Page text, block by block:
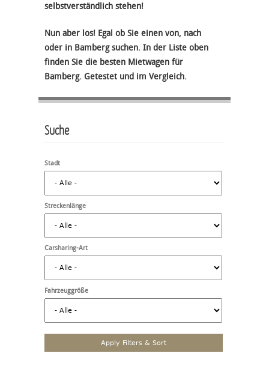
selbstverständlich stehen!
Nun aber los! Egal ob Sie einen von, nach
oder in Bamberg suchen. In der Liste oben
finden Sie die besten Mietwagen für
Bamberg. Getestet und im Vergleich.
Suche
Stadt
Streckenlänge
Carsharing-Art
Fahrzeuggröße